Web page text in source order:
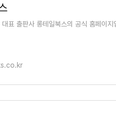
표 출판사 롱테일북스의 공식 홈페이지